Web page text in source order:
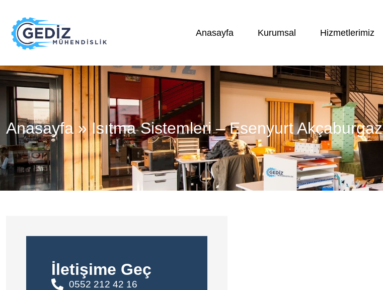
Anasayfa Kurumsal Hizmetlerimiz
Anasayfa»Isıtma Sistemleri – Esenyurt Akçaburgaz
İletişime Geç
0552 212 42 16